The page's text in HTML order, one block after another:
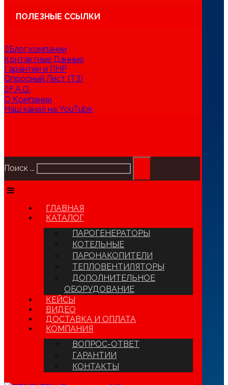
ПОЛЕЗНЫЕ ССЫЛКИ
Блог компании
Контактные Данные
Гарантии и ПНР
Опросный Лист (ТЗ)
F.A.Q.
О Компании
Наш канал на YouTube
Поиск ...
ГЛАВНАЯ
КАТАЛОГ
ПАРОГЕНЕРАТОРЫ
КОТЕЛЬНЫЕ
ПАРОНАКОПИТЕЛИ
ТЕПЛОВЕНТИЛЯТОРЫ
ДОПОЛНИТЕЛЬНОЕ
ОБОРУДОВАНИЕ
КЕЙСЫ
ВИДЕО
ДОСТАВКА И ОПЛАТА
КОМПАНИЯ
ВОПРОС-ОТВЕТ
ГАРАНТИИ
КОНТАКТЫ